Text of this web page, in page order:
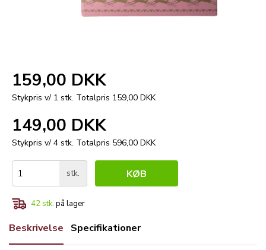
159,00 DKK
Stykpris v/ 1 stk. Totalpris 159,00 DKK
149,00 DKK
Stykpris v/ 4 stk. Totalpris 596,00 DKK
stk. KØB
42 stk. på lager
Beskrivelse Specifikationer